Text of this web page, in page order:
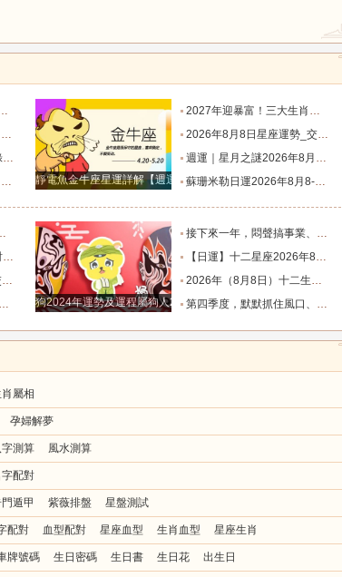
靜電魚金牛座星運詳解【週運2024年12月9日-12月15日】
2027年迎暴富！三大生肖錦鯉附體，迎事業愛情巔峰_屬狗_朋友_謙讓
2026年8月8日星座運勢_交易_管理_合作
週運｜星月之謎2026年8月8日-8月14日十二星座一週展望_日全食_火星_人生
蘇珊米勒日運2026年8月8-9日十二星座週末運勢_土星_宮位_內心
狗2024年運勢及運程屬狗人2024運勢好嗎
接下來一年，悶聲搞事業、家底越來越厚的四大星座！財源滾滾_機會_計劃_百萬財富
【日運】十二星座2026年8月8日運勢播報_方面_感情_工作時
2026年（8月8日）十二生肖運勢播報_感情_事業_朋友
第四季度，默默抓住風口、收入節節走高的四大星座！越攢越富_機會_能量_直覺
屬相
孕婦解夢
字測算 風水測算
配對
遁甲 紫薇排盤 星盤測試
配對 血型配對 星座血型 生肖血型 星座生肖
牌號碼 生日密碼 生日書 生日花 出生日